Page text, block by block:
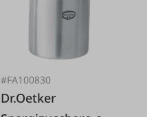
#FA100830
Dr.Oetker